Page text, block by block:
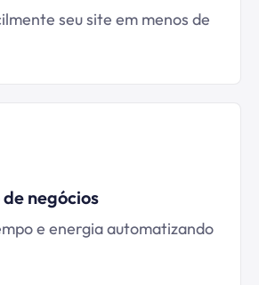
seu site em menos de
negócios
e energia automatizando